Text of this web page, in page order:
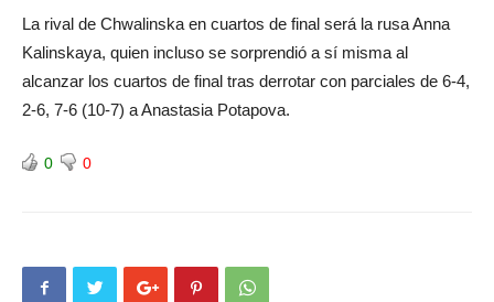
La rival de Chwalinska en cuartos de final será la rusa Anna
Kalinskaya, quien incluso se sorprendió a sí misma al
alcanzar los cuartos de final tras derrotar con parciales de 6-4,
2-6, 7-6 (10-7) a Anastasia Potapova.
0 0